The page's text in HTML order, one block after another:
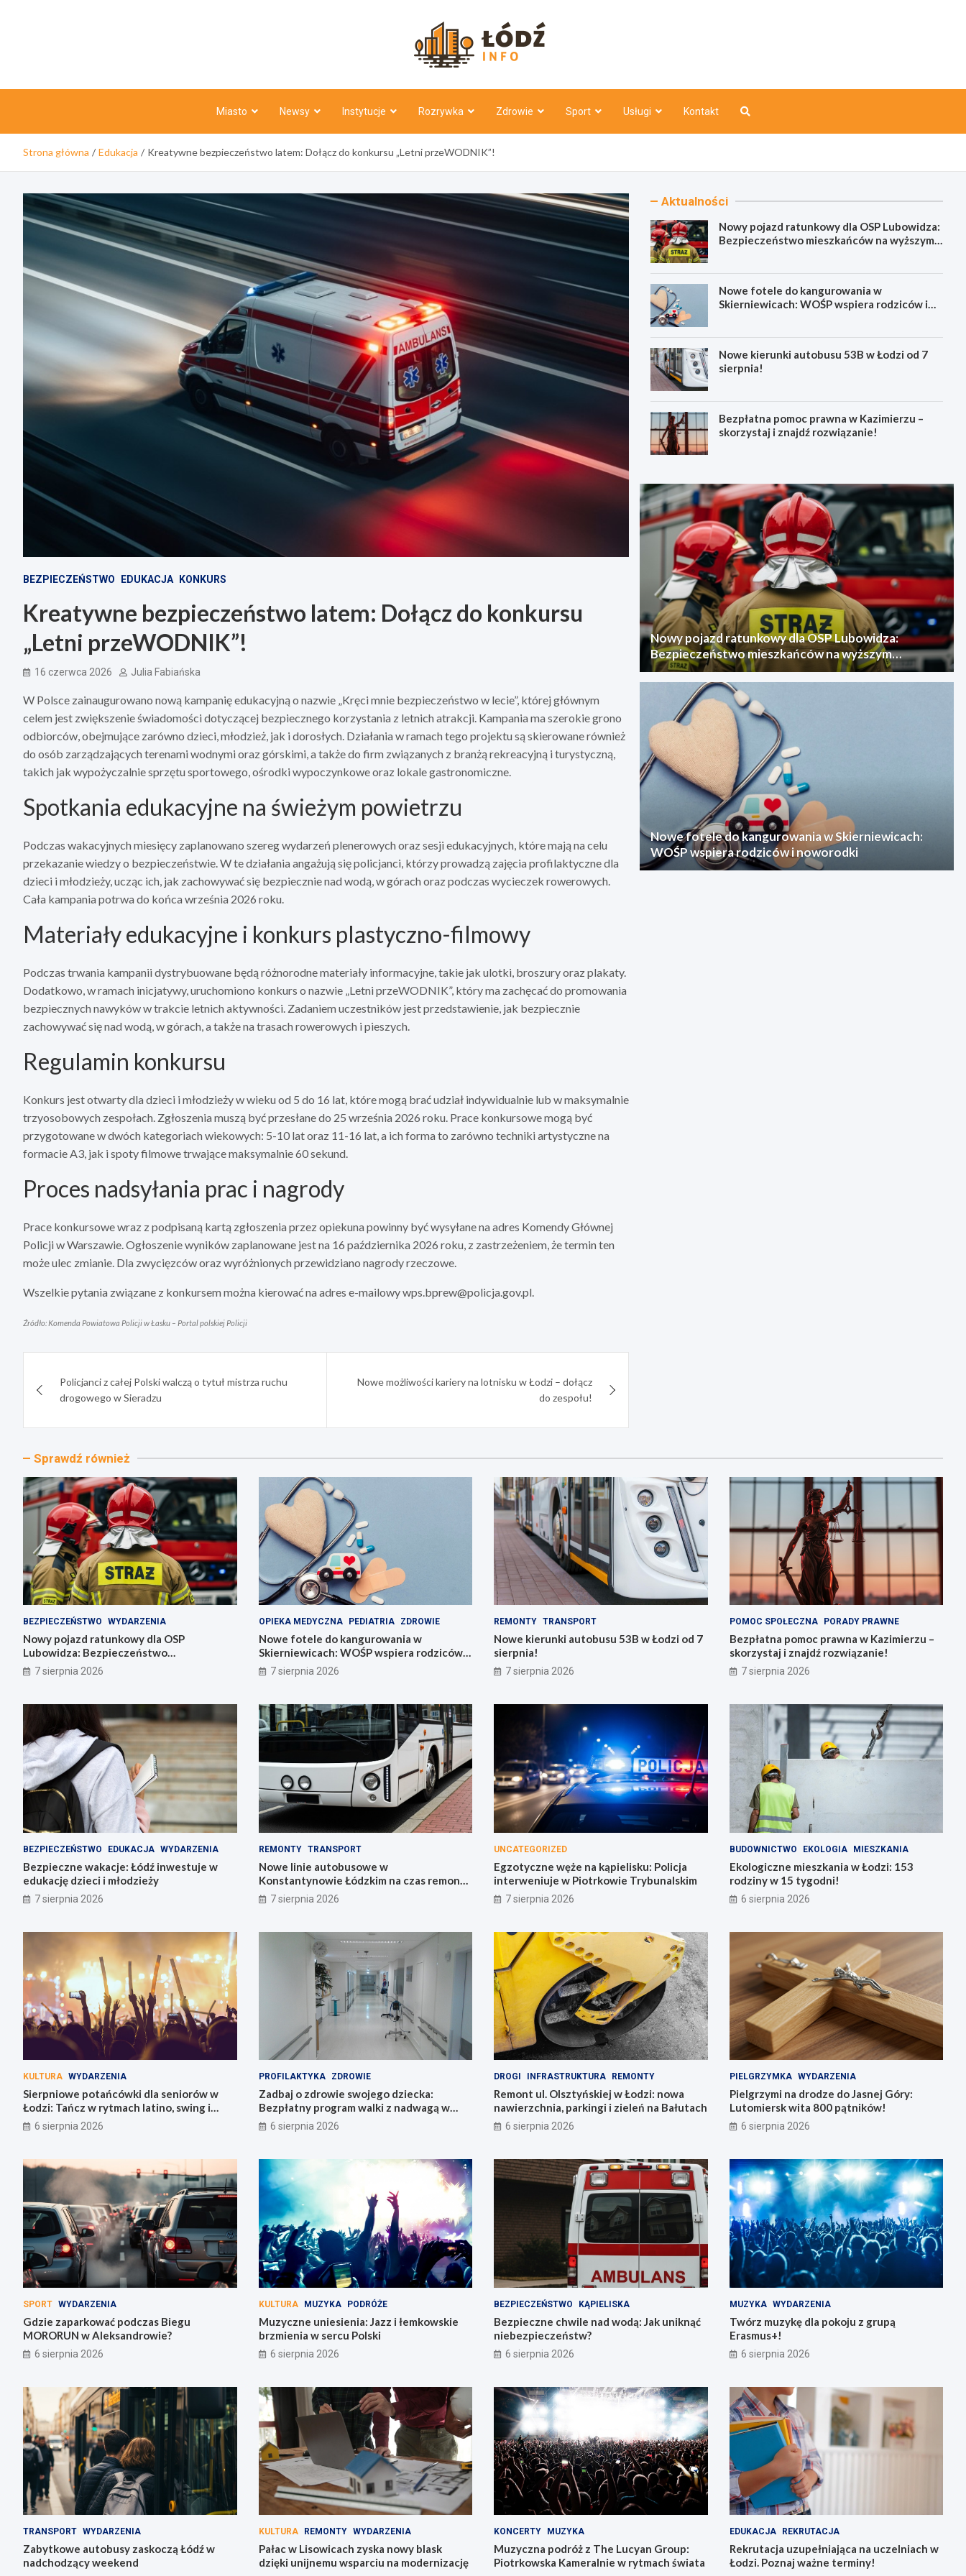
Miasto Newsy Instytucje Rozrywka Zdrowie Sport Usługi Kontakt
Strona główna Edukacja Kreatywne bezpieczeństwo latem: Dołącz do konkursu „Letni przeWODNIK”!
BEZPIECZEŃSTWO EDUKACJA KONKURS
Kreatywne bezpieczeństwo latem: Dołącz do konkursu
„Letni przeWODNIK”!
16 czerwca 2026 Julia Fabiańska
W Polsce zainaugurowano nową kampanię edukacyjną o nazwie „Kręci mnie bezpieczeństwo w lecie”, której głównym
celem jest zwiększenie świadomości dotyczącej bezpiecznego korzystania z letnich atrakcji. Kampania ma szerokie grono
odbiorców, obejmujące zarówno dzieci, młodzież, jak i dorosłych. Działania w ramach tego projektu są skierowane również
do osób zarządzających terenami wodnymi oraz górskimi, a także do firm związanych z branżą rekreacyjną i turystyczną,
takich jak wypożyczalnie sprzętu sportowego, ośrodki wypoczynkowe oraz lokale gastronomiczne.
Spotkania edukacyjne na świeżym powietrzu
Podczas wakacyjnych miesięcy zaplanowano szereg wydarzeń plenerowych oraz sesji edukacyjnych, które mają na celu
przekazanie wiedzy o bezpieczeństwie. W te działania angażują się policjanci, którzy prowadzą zajęcia profilaktyczne dla
dzieci i młodzieży, ucząc ich, jak zachowywać się bezpiecznie nad wodą, w górach oraz podczas wycieczek rowerowych.
Cała kampania potrwa do końca września 2026 roku.
Materiały edukacyjne i konkurs plastyczno-filmowy
Podczas trwania kampanii dystrybuowane będą różnorodne materiały informacyjne, takie jak ulotki, broszury oraz plakaty.
Dodatkowo, w ramach inicjatywy, uruchomiono konkurs o nazwie „Letni przeWODNIK”, który ma zachęcać do promowania
bezpiecznych nawyków w trakcie letnich aktywności. Zadaniem uczestników jest przedstawienie, jak bezpiecznie
zachowywać się nad wodą, w górach, a także na trasach rowerowych i pieszych.
Regulamin konkursu
Konkurs jest otwarty dla dzieci i młodzieży w wieku od 5 do 16 lat, które mogą brać udział indywidualnie lub w maksymalnie
trzyosobowych zespołach. Zgłoszenia muszą być przesłane do 25 września 2026 roku. Prace konkursowe mogą być
przygotowane w dwóch kategoriach wiekowych: 5-10 lat oraz 11-16 lat, a ich forma to zarówno techniki artystyczne na
formacie A3, jak i spoty filmowe trwające maksymalnie 60 sekund.
Proces nadsyłania prac i nagrody
Prace konkursowe wraz z podpisaną kartą zgłoszenia przez opiekuna powinny być wysyłane na adres Komendy Głównej
Policji w Warszawie. Ogłoszenie wyników zaplanowane jest na 16 października 2026 roku, z zastrzeżeniem, że termin ten
może ulec zmianie. Dla zwycięzców oraz wyróżnionych przewidziano nagrody rzeczowe.
Wszelkie pytania związane z konkursem można kierować na adres e-mailowywps.bprew@policja.gov.pl.
Źródło: Komenda Powiatowa Policji w Łasku – Portal polskiej Policji
wpisuPolicjanci z całej Polski walczą o tytuł mistrza ruchu
drogowego w Sieradzu
Nowe możliwości kariery na lotnisku w Łodzi – dołącz
do zespołu!
Aktualności
Nowy pojazd ratunkowy dla OSP Lubowidza:
Bezpieczeństwo mieszkańców na wyższym
Nowe fotele do kangurowania w
Skierniewicach: WOŚP wspiera rodziców i
Nowe kierunki autobusu 53B w Łodzi od 7
sierpnia!
Bezpłatna pomoc prawna w Kazimierzu –
skorzystaj i znajdź rozwiązanie!
Nowy pojazd ratunkowy dla OSP Lubowidza:
Bezpieczeństwo mieszkańców na wyższym
poziomie
Nowe fotele do kangurowania w Skierniewicach:
WOŚP wspiera rodziców i noworodki
Sprawdź również
BEZPIECZEŃSTWO WYDARZENIA
Nowy pojazd ratunkowy dla OSP
Lubowidza: Bezpieczeństwo
mieszkańców na wyższym poziomie
7 sierpnia 2026
OPIEKA MEDYCZNA PEDIATRIA ZDROWIE
Nowe fotele do kangurowania w
Skierniewicach: WOŚP wspiera rodziców i
noworodki
7 sierpnia 2026
REMONTY TRANSPORT
Nowe kierunki autobusu 53B w Łodzi od 7
sierpnia!
7 sierpnia 2026
POMOC SPOŁECZNA PORADY PRAWNE
Bezpłatna pomoc prawna w Kazimierzu –
skorzystaj i znajdź rozwiązanie!
7 sierpnia 2026
BEZPIECZEŃSTWO EDUKACJA WYDARZENIA
Bezpieczne wakacje: Łódź inwestuje w
edukację dzieci i młodzieży
7 sierpnia 2026
REMONTY TRANSPORT
Nowe linie autobusowe w
Konstantynowie Łódzkim na czas remontu
pl. Wolności
7 sierpnia 2026
UNCATEGORIZED
Egzotyczne węże na kąpielisku: Policja
interweniuje w Piotrkowie Trybunalskim
7 sierpnia 2026
BUDOWNICTWO EKOLOGIA MIESZKANIA
Ekologiczne mieszkania w Łodzi: 153
rodziny w 15 tygodni!
6 sierpnia 2026
KULTURA WYDARZENIA
Sierpniowe potańcówki dla seniorów w
Łodzi: Tańcz w rytmach latino, swing i
bachaty!
6 sierpnia 2026
PROFILAKTYKA ZDROWIE
Zadbaj o zdrowie swojego dziecka:
Bezpłatny program walki z nadwagą w
Łódzkiem!
6 sierpnia 2026
DROGI INFRASTRUKTURA REMONTY
Remont ul. Olsztyńskiej w Łodzi: nowa
nawierzchnia, parkingi i zieleń na Bałutach
6 sierpnia 2026
PIELGRZYMKA WYDARZENIA
Pielgrzymi na drodze do Jasnej Góry:
Lutomiersk wita 800 pątników!
6 sierpnia 2026
SPORT WYDARZENIA
Gdzie zaparkować podczas Biegu
MORORUN w Aleksandrowie?
6 sierpnia 2026
KULTURA MUZYKA PODRÓŻE
Muzyczne uniesienia: Jazz i łemkowskie
brzmienia w sercu Polski
6 sierpnia 2026
BEZPIECZEŃSTWO KĄPIELISKA
Bezpieczne chwile nad wodą: Jak uniknąć
niebezpieczeństw?
6 sierpnia 2026
MUZYKA WYDARZENIA
Twórz muzykę dla pokoju z grupą
Erasmus+!
6 sierpnia 2026
TRANSPORT WYDARZENIA
Zabytkowe autobusy zaskoczą Łódź w
nadchodzący weekend
KULTURA REMONTY WYDARZENIA
Pałac w Lisowicach zyska nowy blask
dzięki unijnemu wsparciu na modernizację
KONCERTY MUZYKA
Muzyczna podróż z The Lucyan Group:
Piotrkowska Kameralnie w rytmach świata
EDUKACJA REKRUTACJA
Rekrutacja uzupełniająca na uczelniach w
Łodzi. Poznaj ważne terminy!